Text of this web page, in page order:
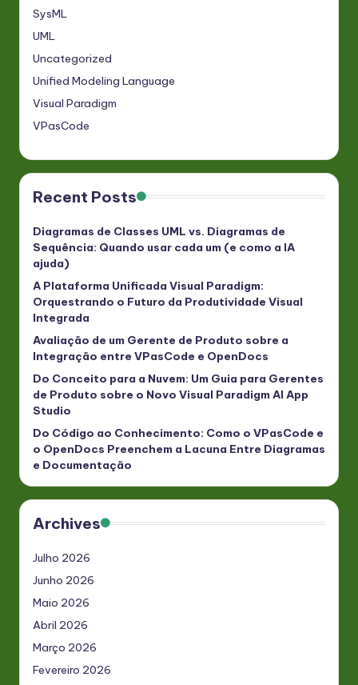
SysML
UML
Uncategorized
Unified Modeling Language
Visual Paradigm
VPasCode
Recent Posts
Diagramas de Classes UML vs. Diagramas de
Sequência: Quando usar cada um (e como a IA
ajuda)
A Plataforma Unificada Visual Paradigm:
Orquestrando o Futuro da Produtividade Visual
Integrada
Avaliação de um Gerente de Produto sobre a
Integração entre VPasCode e OpenDocs
Do Conceito para a Nuvem: Um Guia para Gerentes
de Produto sobre o Novo Visual Paradigm AI App
Studio
Do Código ao Conhecimento: Como o VPasCode e
o OpenDocs Preenchem a Lacuna Entre Diagramas
e Documentação
Archives
Julho 2026
Junho 2026
Maio 2026
Abril 2026
Março 2026
Fevereiro 2026